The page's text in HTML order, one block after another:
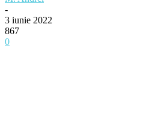
-
3 iunie 2022
867
0